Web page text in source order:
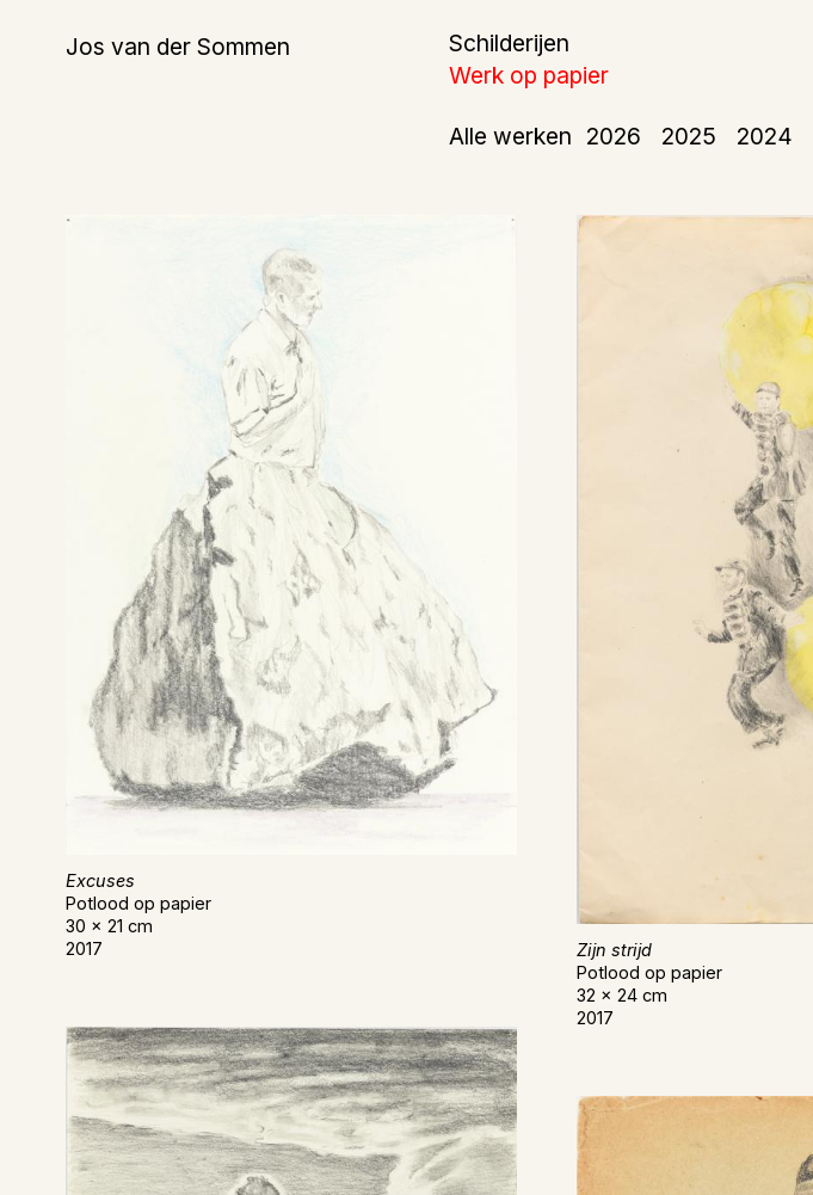
Jos van der Sommen
Schilderijen
Werk op papier
Alle werken 2026 2025 2024
Excuses
Potlood op papier
30 x 21 cm
2017
Zijn strijd
Potlood op papier
32 x 24 cm
2017